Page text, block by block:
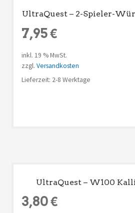
UltraQuest – 2-Spieler-
7,95€
inkl. 19 % MwSt.
zzgl. Versandkosten
Lieferzeit: 2-8 Werktage
UltraQuest – W100
3,80€